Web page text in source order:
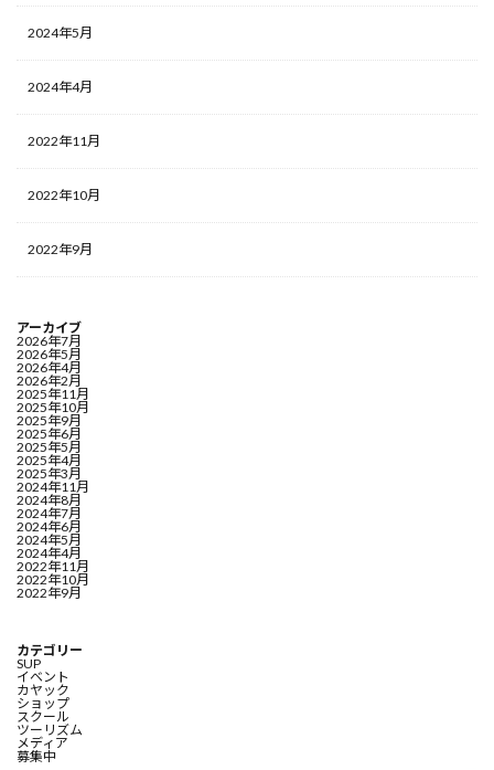
2024年5月
2024年4月
2022年11月
2022年10月
2022年9月
アーカイブ
2026年7月
2026年5月
2026年4月
2026年2月
2025年11月
2025年10月
2025年9月
2025年6月
2025年5月
2025年4月
2025年3月
2024年11月
2024年8月
2024年7月
2024年6月
2024年5月
2024年4月
2022年11月
2022年10月
2022年9月
カテゴリー
SUP
イベント
カヤック
ショップ
スクール
ツーリズム
メディア
募集中